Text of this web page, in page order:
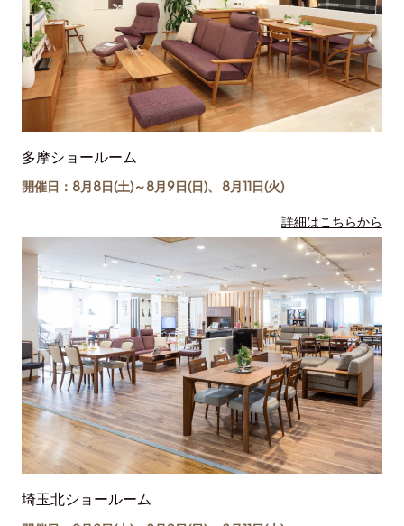
多摩ショールーム
開催日：8月8日(土)～8月9日(日)、 8月11日(火)
詳細はこちらから
埼玉北ショールーム